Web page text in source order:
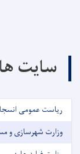
سایت
ریاست عمومی
وزارت شهرسازی و